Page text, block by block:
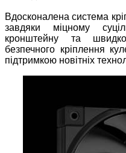
Вдосконалена система
завдяки міцному
кронштейну та
безпечного кріплення
підтримкою новітніх